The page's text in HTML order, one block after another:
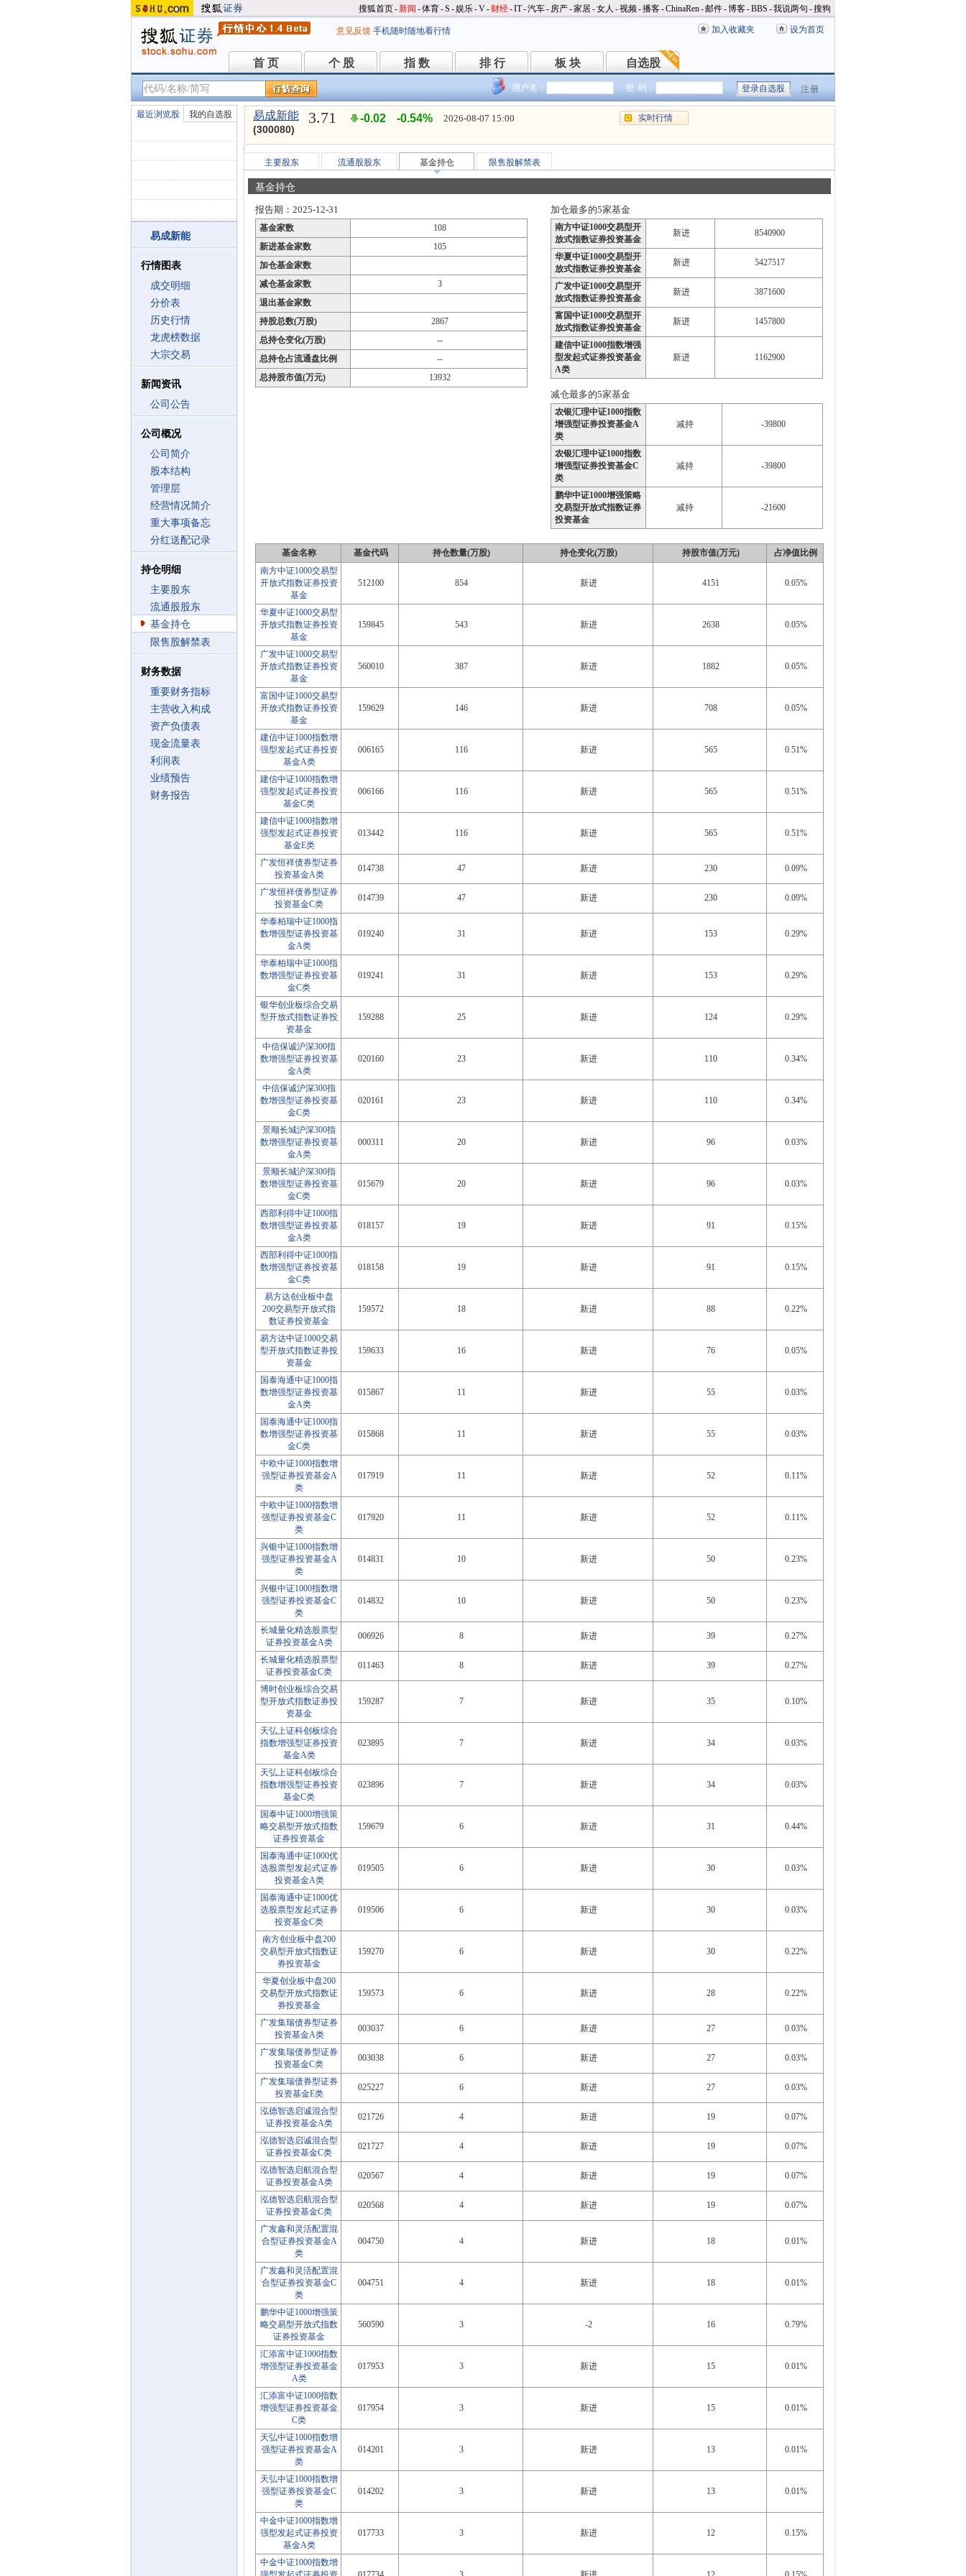
搜狐首页-新闻 -体育-S -娱乐-V- 财经-IT-汽车- 房产-家居-女人 -视频-播客-ChinaRen-邮件-博客-BBS -我说两句 -搜狗
意见反馈 手机随时随地看行情 加入收藏夹 设为首页
首 页
首 页 个 股
个 股 指 数
指 数 排 行
排 行 板 块
板 块 自选股
自选股
用户名： 密 码： 注册
最近浏览股 我的自选股
易成新能
行情图表
成交明细
分价表
历史行情
龙虎榜数据
大宗交易
新闻资讯
公司公告
公司概况
公司简介
股本结构
管理层
经营情况简介
重大事项备忘
分红送配记录
持仓明细
主要股东
流通股股东
基金持仓
限售股解禁表
财务数据
重要财务指标
主营收入构成
资产负债表
现金流量表
利润表
业绩预告
财务报告
易成新能
(300080)
3.71 -0.02 -0.54% 2026-08-07 15:00 实时行情
主要股东 流通股股东 基金持仓 限售股解禁表
基金持仓
报告期：2025-12-31
基金家数
108
新进基金家数
105
加仓基金家数
减仓基金家数
3
退出基金家数
持股总数(万股)
2867
总持仓变化(万股)
--
总持仓占流通盘比例
--
总持股市值(万元)
13932
加仓最多的5家基金
南方中证1000交易型开
放式指数证券投资基金
新进 8540900
华夏中证1000交易型开
放式指数证券投资基金
新进 5427517
广发中证1000交易型开
放式指数证券投资基金
新进 3871600
富国中证1000交易型开
放式指数证券投资基金
新进 1457800
建信中证1000指数增强
型发起式证券投资基金
A类
新进 1162900
减仓最多的5家基金
农银汇理中证1000指数
增强型证券投资基金A
类
减持 -39800
农银汇理中证1000指数
增强型证券投资基金C
类
减持 -39800
鹏华中证1000增强策略
交易型开放式指数证券
投资基金
减持 -21600
基金名称 基金代码 持仓数量(万股) 持仓变化(万股) 持股市值(万元)
占净值比例
南方中证1000交易型
开放式指数证券投资
基金
512100 854 新进 4151 0.05%
华夏中证1000交易型
开放式指数证券投资
基金
159845 543 新进 2638 0.05%
广发中证1000交易型
开放式指数证券投资
基金
560010 387 新进 1882 0.05%
富国中证1000交易型
开放式指数证券投资
基金
159629 146 新进 708 0.05%
建信中证1000指数增
强型发起式证券投资
基金A类
006165 116 新进 565 0.51%
建信中证1000指数增
强型发起式证券投资
基金C类
006166 116 新进 565 0.51%
建信中证1000指数增
强型发起式证券投资
基金E类
013442 116 新进 565 0.51%
广发恒祥债券型证券
投资基金A类
014738 47 新进 230 0.09%
广发恒祥债券型证券
投资基金C类
014739 47 新进 230 0.09%
华泰柏瑞中证1000指
数增强型证券投资基
金A类
019240 31 新进 153 0.29%
华泰柏瑞中证1000指
数增强型证券投资基
金C类
019241 31 新进 153 0.29%
银华创业板综合交易
型开放式指数证券投
资基金
159288 25 新进 124 0.29%
中信保诚沪深300指
数增强型证券投资基
金A类
020160 23 新进 110 0.34%
中信保诚沪深300指
数增强型证券投资基
金C类
020161 23 新进 110 0.34%
景顺长城沪深300指
数增强型证券投资基
金A类
000311 20 新进 96 0.03%
景顺长城沪深300指
数增强型证券投资基
金C类
015679 20 新进 96 0.03%
西部利得中证1000指
数增强型证券投资基
金A类
018157 19 新进 91 0.15%
西部利得中证1000指
数增强型证券投资基
金C类
018158 19 新进 91 0.15%
易方达创业板中盘
200交易型开放式指
数证券投资基金
159572 18 新进 88 0.22%
易方达中证1000交易
型开放式指数证券投
资基金
159633 16 新进 76 0.05%
国泰海通中证1000指
数增强型证券投资基
金A类
015867 11 新进 55 0.03%
国泰海通中证1000指
数增强型证券投资基
金C类
015868 11 新进 55 0.03%
中欧中证1000指数增
强型证券投资基金A
类
017919 11 新进 52 0.11%
中欧中证1000指数增
强型证券投资基金C
类
017920 11 新进 52 0.11%
兴银中证1000指数增
强型证券投资基金A
类
014831 10 新进 50 0.23%
兴银中证1000指数增
强型证券投资基金C
类
014832 10 新进 50 0.23%
长城量化精选股票型
证券投资基金A类
006926 8 新进 39 0.27%
长城量化精选股票型
证券投资基金C类
011463 8 新进 39 0.27%
博时创业板综合交易
型开放式指数证券投
资基金
159287 7 新进 35 0.10%
天弘上证科创板综合
指数增强型证券投资
基金A类
023895 7 新进 34 0.03%
天弘上证科创板综合
指数增强型证券投资
基金C类
023896 7 新进 34 0.03%
国泰中证1000增强策
略交易型开放式指数
证券投资基金
159679 6 新进 31 0.44%
国泰海通中证1000优
选股票型发起式证券
投资基金A类
019505 6 新进 30 0.03%
国泰海通中证1000优
选股票型发起式证券
投资基金C类
019506 6 新进 30 0.03%
南方创业板中盘200
交易型开放式指数证
券投资基金
159270 6 新进 30 0.22%
华夏创业板中盘200
交易型开放式指数证
券投资基金
159573 6 新进 28 0.22%
广发集瑞债券型证券
投资基金A类
003037 6 新进 27 0.03%
广发集瑞债券型证券
投资基金C类
003038 6 新进 27 0.03%
广发集瑞债券型证券
投资基金E类
025227 6 新进 27 0.03%
泓德智选启诚混合型
证券投资基金A类
021726 4 新进 19 0.07%
泓德智选启诚混合型
证券投资基金C类
021727 4 新进 19 0.07%
泓德智选启航混合型
证券投资基金A类
020567 4 新进 19 0.07%
泓德智选启航混合型
证券投资基金C类
020568 4 新进 19 0.07%
广发鑫和灵活配置混
合型证券投资基金A
类
004750 4 新进 18 0.01%
广发鑫和灵活配置混
合型证券投资基金C
类
004751 4 新进 18 0.01%
鹏华中证1000增强策
略交易型开放式指数
证券投资基金
560590 3 -2 16 0.79%
汇添富中证1000指数
增强型证券投资基金
A类
017953 3 新进 15 0.01%
汇添富中证1000指数
增强型证券投资基金
C类
017954 3 新进 15 0.01%
天弘中证1000指数增
强型证券投资基金A
类
014201 3 新进 13 0.01%
天弘中证1000指数增
强型证券投资基金C
类
014202 3 新进 13 0.01%
中金中证1000指数增
强型发起式证券投资
基金A类
017733 3 新进 12 0.15%
中金中证1000指数增